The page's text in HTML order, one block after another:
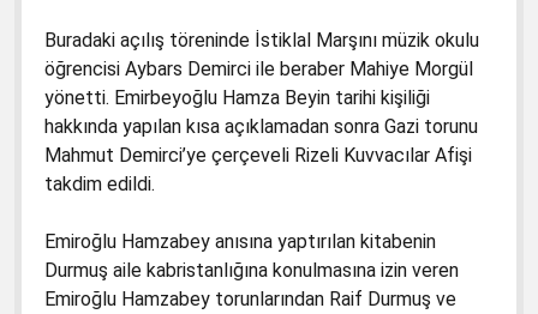
Buradaki açılış töreninde İstiklal Marşını müzik okulu
öğrencisi Aybars Demirci ile beraber Mahiye Morgül
yönetti. Emirbeyoğlu Hamza Beyin tarihi kişiliği
hakkında yapılan kısa açıklamadan sonra Gazi torunu
Mahmut Demirci’ye çerçeveli Rizeli Kuvvacılar Afişi
takdim edildi.
Emiroğlu Hamzabey anısına yaptırılan kitabenin
Durmuş aile kabristanlığına konulmasına izin veren
Emiroğlu Hamzabey torunlarından Raif Durmuş ve